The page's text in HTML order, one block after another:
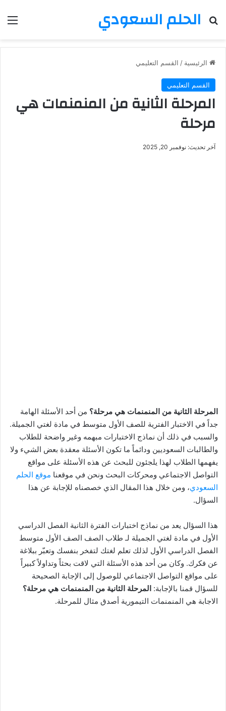
الحلم السعودي
بحث عن
الرئيسية / القسم التعليمي
القسم التعليمي
المرحلة الثانية من المنمنمات هي
مرحلة
آخر تحديث: نوفمبر 20, 2025
المرحلة الثانية من المنمنمات هي مرحلة؟ من أحد الأسئلة الهامة
جداً في الاختبار الفترية للصف الأول متوسط في مادة لغتي الجميلة.
والسبب في ذلك أن نماذج الاختبارات مبهمه وغير واضحة للطلاب
والطالبات السعوديين ودائماً ما تكون الأسئلة معقدة بعض الشيء ولا
يفهمها الطلاب لهذا يلجئون للبحث عن هذه الأسئلة على مواقع
التواصل الاجتماعي ومحركات البحث ونحن في موقعنا موقع الحلم
السعودي، ومن خلال هذا المقال الذي خصصناه للإجابة عن هذا
السؤال.
هذا السؤال يعد من نماذج اختبارات الفترة الثانية الفصل الدراسي
الأول في مادة لغتي الجميلة لـ طلاب الصف الصف الأول متوسط
الفصل الدراسي الأول لذلك تعلم لغتك لتفخر بنفسك وتعبّر ببلاغة
عن فكرك. وكان من أحد هذه الأسئلة التي لاقت بحثاً وتداولاً كبيراً
على مواقع التواصل الاجتماعي للوصول إلى الإجابة الصحيحة
للسؤال قمنا بالإجابة: المرحلة الثانية من المنمنمات هي مرحلة؟
الاجابة هي المنمنمات التيمورية أصدق مثال للمرحلة.